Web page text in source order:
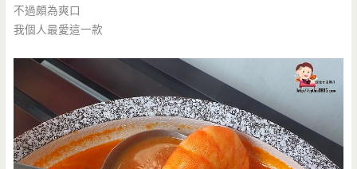
不過頗為爽口
我個人最愛這一款